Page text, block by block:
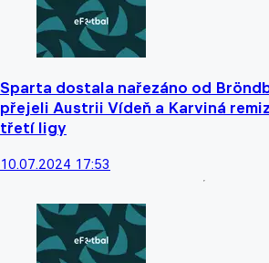
Sparta dostala nařezáno od
přejeli Austrii Vídeň a Karviná
třetí ligy
10.07.2024 17:53